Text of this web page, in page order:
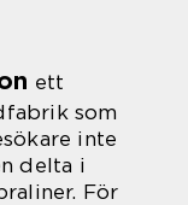
ett
som
inte
delta i
För